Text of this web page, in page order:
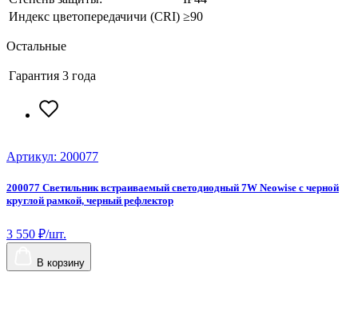
Индекс цветопередачичи (CRI) ≥90
Остальные
Гарантия 3 года
Артикул: 200077
200077 Светильник встраиваемый светодиодный 7W Neowise с черной
круглой рамкой, черный рефлектор
3 550 ₽/шт.
В корзину